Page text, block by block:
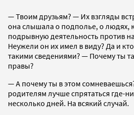
— Твоим друзьям? — Их взгляды
она слышала о подполье, о людях,
подрывную деятельность против
Неужели он их имел в виду? Да и
такими сведениями? — Почему ты
правы?
— А почему ты в этом
родителям лучше спрятаться где-
несколько дней. На всякий случай.